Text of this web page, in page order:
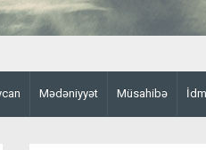
Mədəniyyət Müsahibə